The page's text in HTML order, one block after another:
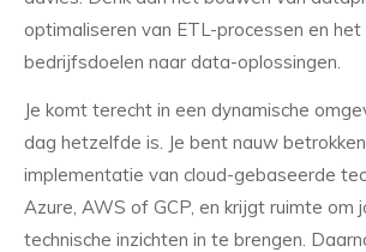
optimaliseren van ETL-processen en
bedrijfsdoelen naar data-oplossingen.
Je komt terecht in een dynamische
dag hetzelfde is. Je bent nauw
implementatie van cloud-gebaseerde
Azure, AWS of GCP, en krijgt ruimte om
technische inzichten in te brengen.